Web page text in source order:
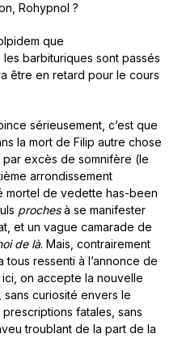
Rohypnol ?
que
barbituriques sont passés
être en retard pour le cours
sérieusement, c’est que
la mort de Filip autre chose
par excès de somnifère (le
arrondissement
mortel de vedette has-been
prochesà se manifester
et un vague camarade de
de là. Mais, contrairement
tous ressenti à l’annonce de
on accepte la nouvelle
curiosité envers le
fatales, sans
troublant de la part de la